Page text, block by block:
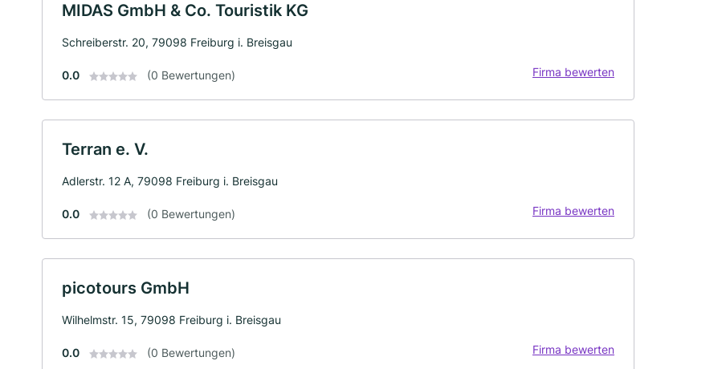
MIDAS GmbH & Co. Touristik KG
Schreiberstr. 20, 79098 Freiburg i. Breisgau
0.0 (0 Bewertungen) Firma bewerten
Terran e. V.
Adlerstr. 12 A, 79098 Freiburg i. Breisgau
0.0 (0 Bewertungen) Firma bewerten
picotours GmbH
Wilhelmstr. 15, 79098 Freiburg i. Breisgau
0.0 (0 Bewertungen) Firma bewerten